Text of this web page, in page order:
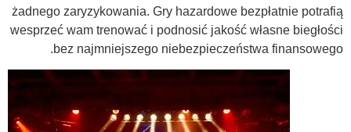
żadnego zaryzykowania. Gry hazardowe bezpłatnie potrafią
wesprzeć wam trenować i podnosić jakość własne biegłości
bez najmniejszego niebezpieczeństwa finansowego.